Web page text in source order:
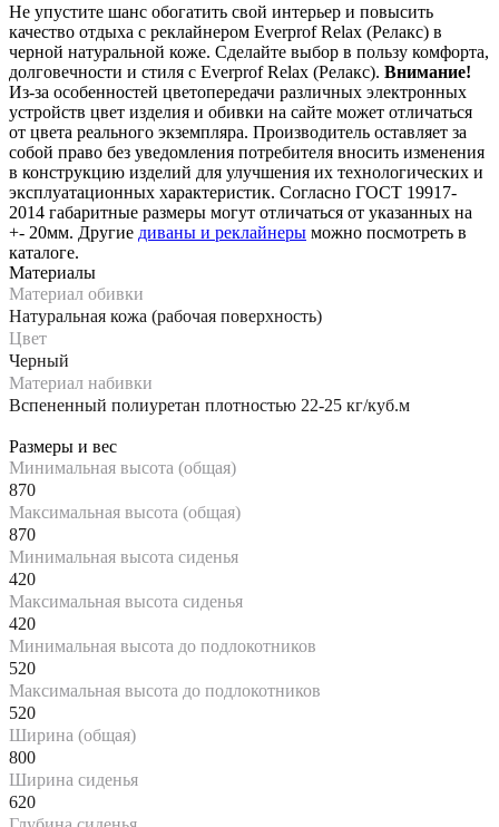
Не упустите шанс обогатить свой интерьер и повысить
качество отдыха с реклайнером Everprof Relax (Релакс) в
черной натуральной коже. Сделайте выбор в пользу комфорта,
долговечности и стиля с Everprof Relax (Релакс). Внимание!
Из-за особенностей цветопередачи различных электронных
устройств цвет изделия и обивки на сайте может отличаться
от цвета реального экземпляра. Производитель оставляет за
собой право без уведомления потребителя вносить изменения
в конструкцию изделий для улучшения их технологических и
эксплуатационных характеристик. Согласно ГОСТ 19917-
2014 габаритные размеры могут отличаться от указанных на
+- 20мм. Другие диваны и реклайнеры можно посмотреть в
каталоге.
Материалы
Материал обивки
Натуральная кожа (рабочая поверхность)
Цвет
Черный
Материал набивки
Вспененный полиуретан плотностью 22-25 кг/куб.м
Размеры и вес
Минимальная высота (общая)
870
Максимальная высота (общая)
870
Минимальная высота сиденья
420
Максимальная высота сиденья
420
Минимальная высота до подлокотников
520
Максимальная высота до подлокотников
520
Ширина (общая)
800
Ширина сиденья
620